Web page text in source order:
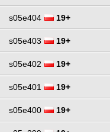
s05e404 19+
s05e403 19+
s05e402 19+
s05e401 19+
s05e400 19+